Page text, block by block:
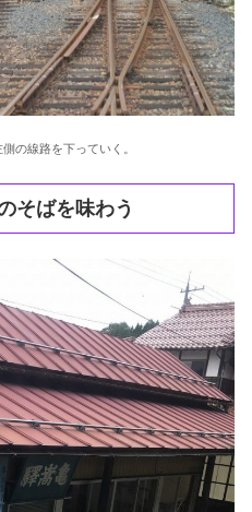
の線路を下っていく。
そばを味わう